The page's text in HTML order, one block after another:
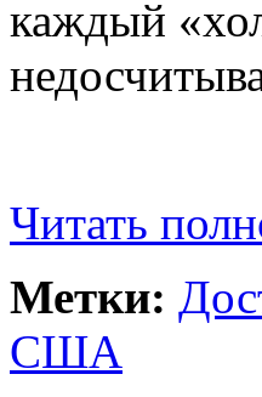
каждый
Читать
Метки:
США